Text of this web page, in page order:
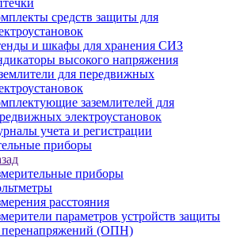
средств защиты для
и шкафы для хранения СИЗ
высокого напряжения
для передвижных
заземлителей для
электроустановок
учета и регистрации
приборы
приборы
расстояния
параметров устройств защиты
перенапряжений (ОПН)